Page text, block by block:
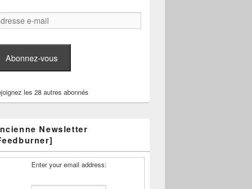
Abonnez-vous
les 28 autres abonnés
Newsletter
Enter your email address: